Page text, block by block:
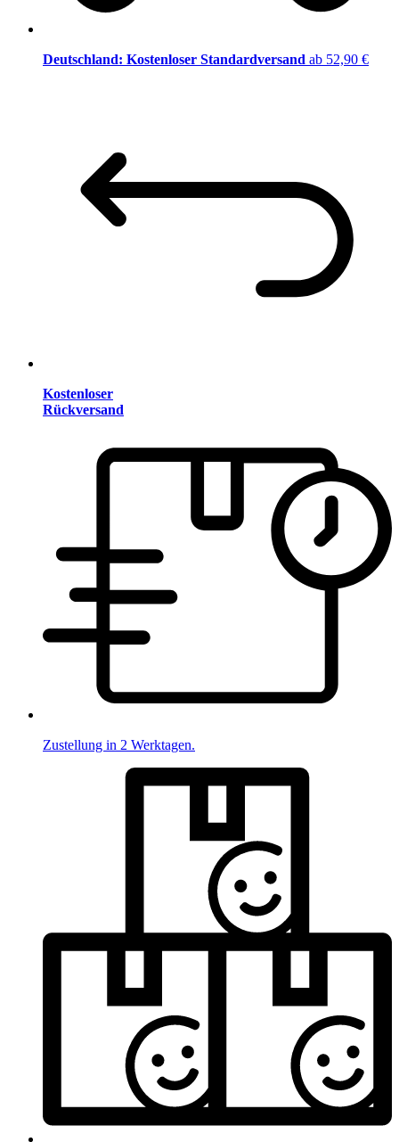
Deutschland: Kostenloser Standardversand ab 52,90 €
Kostenloser
Rückversand
Zustellung in 2 Werktagen.